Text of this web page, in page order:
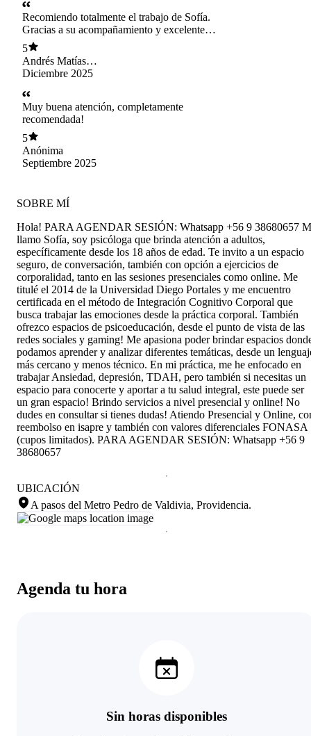
Recomiendo totalmente el trabajo de Sofía.
Gracias a su acompañamiento y excelente
profesionalismo, he podido experimentar un
cambio significativo. Valoro enormemente su
profesionalismo y la calidad humana que
demuestra semana a semana. Es una persona
admirable y una muy buena profesional. Estoy
eternamente agradecido por su apoyo constante
y por no haberme dejado solo en este proceso.
Me alegra muchísimo haber encontrado su
apoyo en la terapia. ¡Gracias de corazón!
5
Andrés Matías
Guerrero Fritis
Diciembre 2025
Muy buena atención, completamente
recomendada!
5
Anónima
Septiembre 2025
Agenda tu hora
Sin horas disponibles
SOBRE MÍ
Hola! PARA AGENDAR SESIÓN: Whatsapp +56 9 38680657
llamo Sofía, soy psicóloga que brinda atención a adultos,
específicamente desde los 18 años de edad. Te invito a un espacio
seguro, de conversación, también con opción a ejercicios de
corporalidad, tanto en las sesiones presenciales como online. Me
titulé el 2014 de la Universidad Diego Portales y me encuentro
certificada en el método de Integración Cognitivo Corporal que
busca trabajar las emociones desde la práctica corporal. También
ofrezco espacios de psicoeducación, desde el punto de vista de las
redes sociales y gaming! Me apasiona poder brindar espacios
podamos aprender y analizar diferentes temáticas, desde un
más cercano y menos técnico. En mi práctica, me he enfocado en
trabajar Ansiedad, depresión, TDAH, pero también si necesitas un
espacio para conocerte y aportar a tu salud integral, este puede ser
un gran espacio! Brindo servicios a nivel presencial y online! No
dudes en consultar si tienes dudas! Atiendo Presencial y Online,
reembolso en isapre y también con valores diferenciales FONASA
(cupos limitados). PARA AGENDAR SESIÓN: Whatsapp +56 9
38680657
UBICACIÓN
A pasos del Metro Pedro de Valdivia, Providencia.